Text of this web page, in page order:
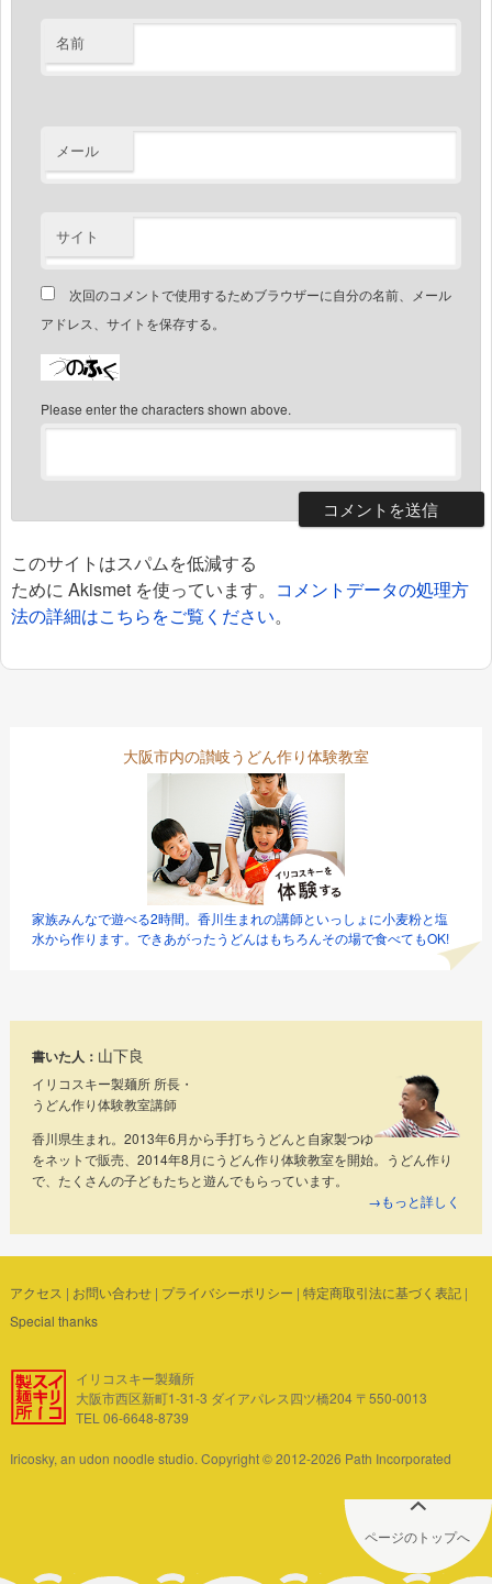
名前
メール
サイト
次回のコメントで使用するためブラウザーに自分の名前、メール
アドレス、サイトを保存する。
Please enter the characters shown above.
このサイトはスパムを低減する
ために Akismet を使っています。 コメントデータの処理方
法の詳細はこちらをご覧ください。
大阪市内の讃岐うどん作り体験教室
家族みんなで遊べる2時間。香川生まれの講師といっしょに小麦粉と塩
水から作ります。できあがったうどんはもちろんその場で食べてもOK!
書いた人： 山下良
イリコスキー製麺所 所長・
うどん作り体験教室講師
香川県生まれ。2013年6月から手打ちうどんと自家製つゆ
をネットで販売、2014年8月にうどん作り体験教室を開始。うどん作り
で、たくさんの子どもたちと遊んでもらっています。
→もっと詳しく
アクセス | お問い合わせ| プライバシーポリシー | 特定商取引法に基づく表記|
Special thanks
イリコスキー製麺所
大阪市西区新町1-31-3 ダイアパレス四ツ橋204 〒550-0013
TEL 06-6648-8739
Iricosky, an udon noodle studio. Copyright © 2012-2026 Path Incorporated
ページのトップへ